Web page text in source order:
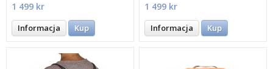
1 499 kr
Informacja Kup
1 499 kr
Informacja Kup